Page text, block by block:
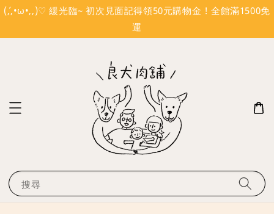
(´,,•ω•,,)♡ 緩光臨~ 初次見面記得領50元購物金 ! 全館滿1500免
運
搜尋